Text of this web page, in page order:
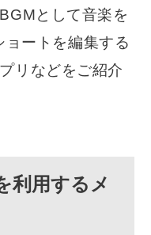
として音楽を
ートを編集する
リなどをご紹介
利用するメ